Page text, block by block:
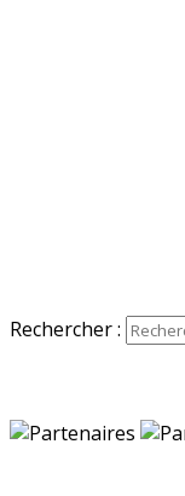
Rechercher :